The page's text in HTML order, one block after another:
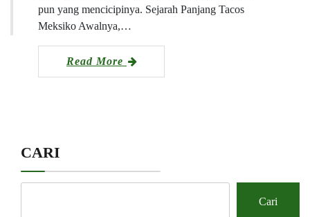
pun yang mencicipinya. Sejarah Panjang Tacos
Meksiko Awalnya,…
Read More
CARI
Cari